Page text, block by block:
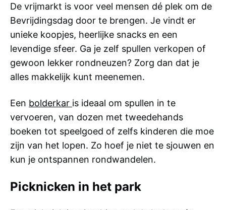
De vrijmarkt is voor veel mensen dé plek om de
Bevrijdingsdag door te brengen. Je vindt er
unieke koopjes, heerlijke snacks en een
levendige sfeer. Ga je zelf spullen verkopen of
gewoon lekker rondneuzen? Zorg dan dat je
alles makkelijk kunt meenemen.
Een bolderkar is ideaal om spullen in te
vervoeren, van dozen met tweedehands
boeken tot speelgoed of zelfs kinderen die moe
zijn van het lopen. Zo hoef je niet te sjouwen en
kun je ontspannen rondwandelen.
Picknicken in het park